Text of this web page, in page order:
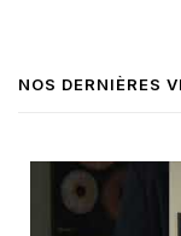
NOS DERNIÈRES